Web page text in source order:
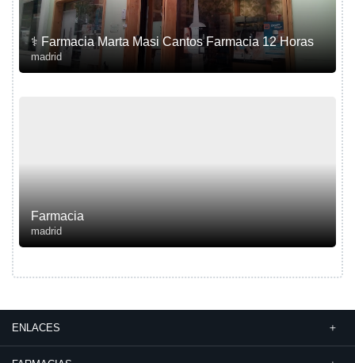
⚕ Farmacia Marta Masi Cantos Farmacia 12 Horas
madrid
Farmacia
madrid
ENLACES